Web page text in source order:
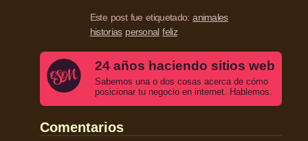
Este post fue etiquetado:animales
historias personal feliz
24 años haciendo sitios web
Sabemos una o dos cosas acerca de cómo
posicionar tu negocio en internet. Hablemos.
Comentarios